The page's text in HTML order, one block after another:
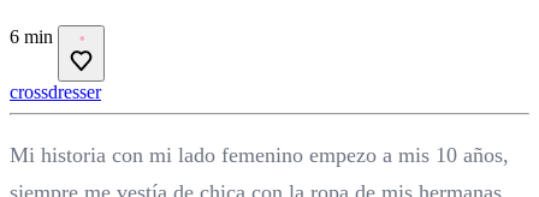
6 min
crossdresser
Mi historia con mi lado femenino empezo a mis 10 años,
siempre me vestía de chica con la ropa de mis hermanas,